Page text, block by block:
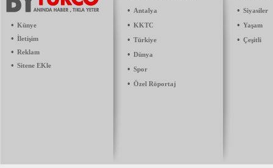
• Künye
• İletişim
• Reklam
• Sitene EKle
• Antalya
• KKTC
• Türkiye
• Dünya
• Spor
• Özel Röportaj
• Siyasiler
• Yaşam
• Çeşitli